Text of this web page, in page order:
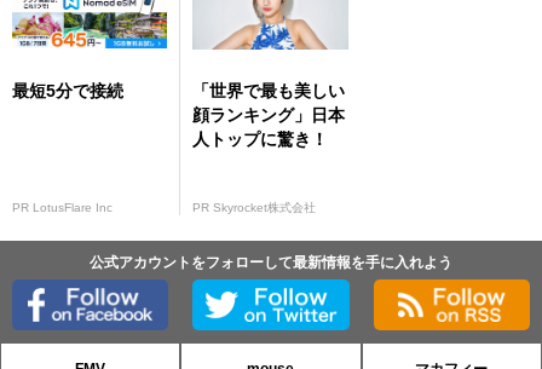
最短5分で接続
PR LotusFlare Inc
「世界で最も美しい
顔ランキング」日本
人トップに驚き！
PR Skyrocket株式会社
公式アカウントをフォローして最新情報を手に入れよう